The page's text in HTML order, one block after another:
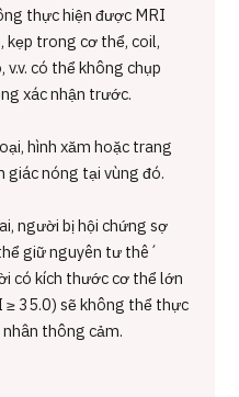
thực hiện được MRI
kẹp trong cơ thể, coil,
có thể không chụp
xác nhận trước.
hình xăm hoặc trang
giác nóng tại vùng đó.
người bị hội chứng sợ
giữ nguyên tư thế
có kích thước cơ thể lớn
35.0) sẽ không thể thực
thông cảm.